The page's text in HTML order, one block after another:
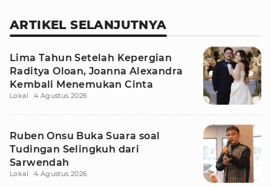
ARTIKEL SELANJUTNYA
Lima Tahun Setelah Kepergian
Raditya Oloan, Joanna Alexandra
Kembali Menemukan Cinta
Lokal 4 Agustus 2026
Ruben Onsu Buka Suara soal
Tudingan Selingkuh dari
Sarwendah
Lokal 4 Agustus 2026